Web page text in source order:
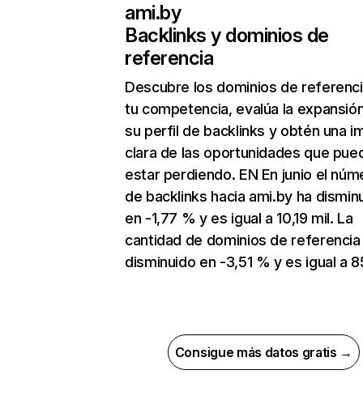
ami.by
Backlinks y dominios de
referencia
Descubre los dominios de
tu competencia, evalúa la
su perfil de backlinks y obtén una
clara de las oportunidades que
estar perdiendo. EN En junio el
de backlinks hacia ami.by ha
en -1,77 % y es igual a 10,19 mil. La
cantidad de dominios de referencia
disminuido en -3,51 % y es igual a
Consigue más datos gratis →